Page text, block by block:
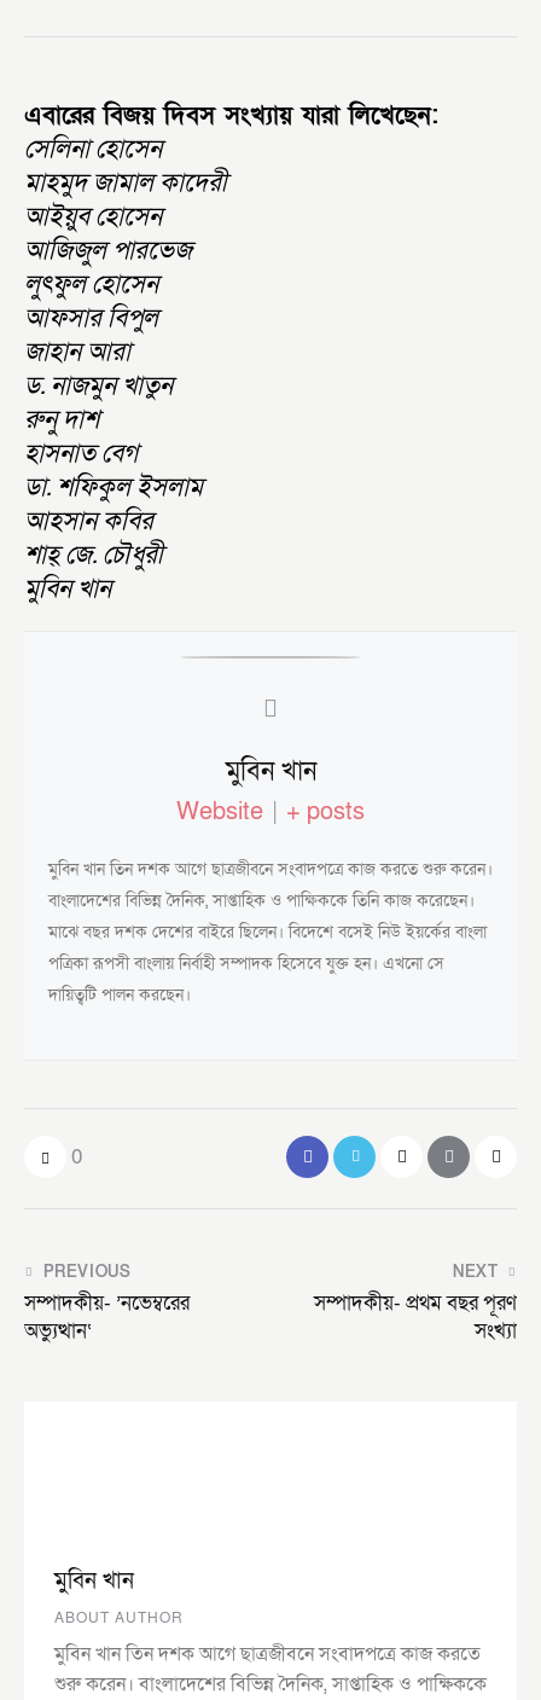
এবারের বিজয় দিবস সংখ্যায় যারা লিখেছেন:
সেলিনা হোসেন
মাহমুদ জামাল কাদেরী
আইয়ুব হোসেন
আজিজুল পারভেজ
লুৎফুল হোসেন
আফসার বিপুল
জাহান আরা
ড. নাজমুন খাতুন
রুনু দাশ
হাসনাত বেগ
ডা. শফিকুল ইসলাম
আহসান কবির
শাহ্ জে. চৌধুরী
মুবিন খান
মুবিন খান
Website | + posts
মুবিন খান তিন দশক আগে ছাত্রজীবনে সংবাদপত্রে কাজ করতে শুরু করেন।
বাংলাদেশের বিভিন্ন দৈনিক, সাপ্তাহিক ও পাক্ষিককে তিনি কাজ করেছেন।
মাঝে বছর দশক দেশের বাইরে ছিলেন। বিদেশে বসেই নিউ ইয়র্কের বাংলা
পত্রিকা রূপসী বাংলায় নির্বাহী সম্পাদক হিসেবে যুক্ত হন। এখনো সে
দায়িত্বটি পালন করছেন।
0
PREVIOUS
সম্পাদকীয়- ’নভেম্বরের
অভ্যুত্থান‘
NEXT
সম্পাদকীয়- প্রথম বছর পূরণ
সংখ্যা
মুবিন খান
ABOUT AUTHOR
মুবিন খান তিন দশক আগে ছাত্রজীবনে সংবাদপত্রে কাজ করতে
শুরু করেন। বাংলাদেশের বিভিন্ন দৈনিক, সাপ্তাহিক ও পাক্ষিককে